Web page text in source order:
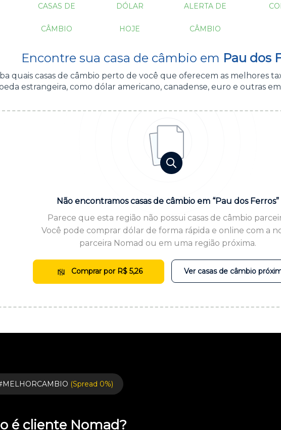
CASAS DE
CÂMBIO
DÓLAR
HOJE
ALERTA DE
CÂMBIO
Encontre sua casa de câmbio em Pau dos
quais casas de câmbio perto de você que oferecem as melhores
estrangeira, como dólar americano, canadense, euro e outras
Não encontramos casas de câmbio em “Pau dos Ferros”
Parece que esta região não possui casas de câmbio
Você pode comprar dólar de forma rápida e online com a
parceira Nomad ou em uma região próxima.
Comprar por R$ 5,26 Ver casas de câmbio
(Spread 0%)
é cliente Nomad?